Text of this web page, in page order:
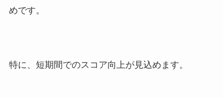
めです。
特に、短期間でのスコア向上が見込めます。